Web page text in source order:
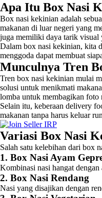
Apa Itu Box Nasi
Box nasi kekinian adalah
makanan di luar negeri yang
juga memiliki daya tarik visual
Dalam box nasi kekinian, kita
menggoda dapat membuat
Munculnya Tren
Tren box nasi kekinian mulai
solusi untuk menikmati
lomba untuk membagikan
Selain itu, keberaan delivery
makanan tanpa harus keluar
Variasi Box Nasi
Salah satu kelebihan dari box
1. Box Nasi Ayam
Kombinasi nasi hangat
2. Box Nasi Rendang
Nasi yang disajikan dengan